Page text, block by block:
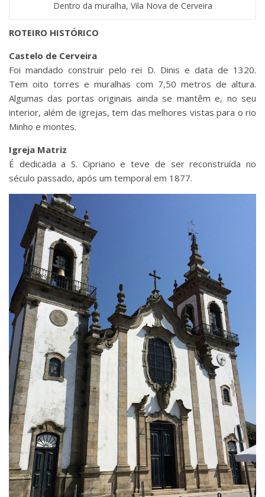
Dentro da muralha, Vila Nova de Cerveira
ROTEIRO HISTÓRICO
Castelo de Cerveira
Foi mandado construir pelo rei D. Dinis e data de 1320.
Tem oito torres e muralhas com 7,50 metros de altura.
Algumas das portas originais ainda se mantêm e, no seu
interior, além de igrejas, tem das melhores vistas para o rio
Minho e montes.
Igreja Matriz
É dedicada a S. Cipriano e teve de ser reconstruída no
século passado, após um temporal em 1877.